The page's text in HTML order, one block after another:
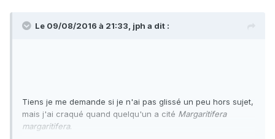
Le 09/08/2016 à 21:33, jph a dit :
Tiens je me demande si je n'ai pas glissé un peu hors sujet,
mais j'ai craqué quand quelqu'un a cité Margaritifera
margaritifera.